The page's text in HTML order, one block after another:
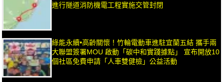
進行隧道消防機電工程實施交管封閉
綠能永續•高齡關懷！竹輪電動車進駐宜蘭五結 攜手兩
大聯盟簽署MOU 啟動「碳中和實踐據點」 宣布開放10
個社區免費申請「人車雙健檢」公益活動